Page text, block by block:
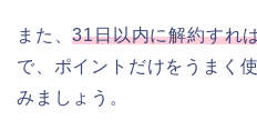
また、31日以内に解約すれ
で、ポイントだけをうまく
みましょう。